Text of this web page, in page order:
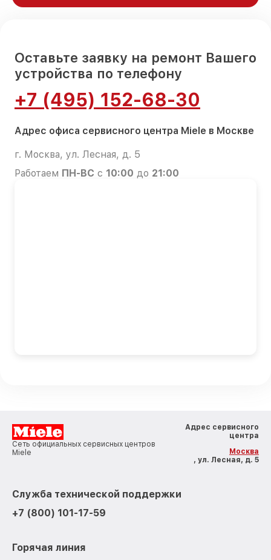
Оставьте заявку на ремонт Вашего
устройства по телефону
+7 (495) 152-68-30
Адрес офиса сервисного центра Miele в Москве
г. Москва, ул. Лесная, д. 5
Работаем ПН-ВС с 10:00 до 21:00
Сеть официальных сервисных центров
Miele
Адрес сервисного
центра
Москва
, ул. Лесная, д. 5
Служба технической поддержки
+7 (800) 101-17-59
Горячая линия